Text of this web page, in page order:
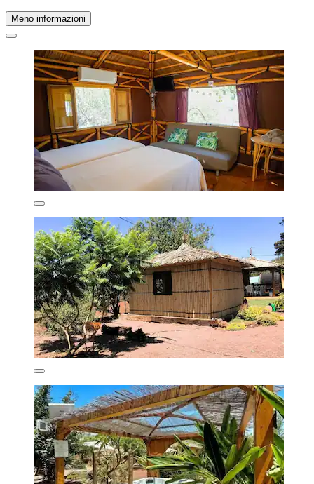
Meno informazioni